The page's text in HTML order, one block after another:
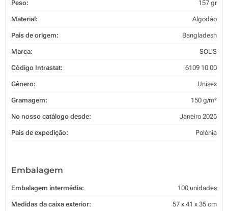
Peso: 157 gr
Material: Algodão
País de origem: Bangladesh
Marca: SOL'S
Código Intrastat: 6109 10 00
Gênero: Unisex
Gramagem: 150 g/m²
No nosso catálogo desde: Janeiro 2025
País de expedição: Polónia
Embalagem
Embalagem intermédia: 100 unidades
Medidas da caixa exterior: 57 x 41 x 35 cm